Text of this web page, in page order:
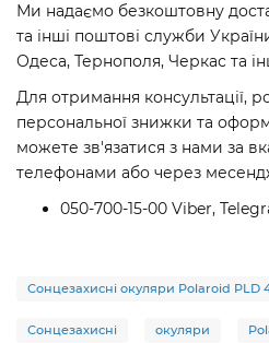
Ми надаємо безкоштовну
та інші поштові служби
Одеса, Тернополя, Черкас та
Для отримання консультації,
персональної знижки та
можете зв'язатися з нами за
телефонами або через
050-700-15-00 Viber,
Сонцезахисні окуляри Polaroid PLD
Сонцезахисні окуляри